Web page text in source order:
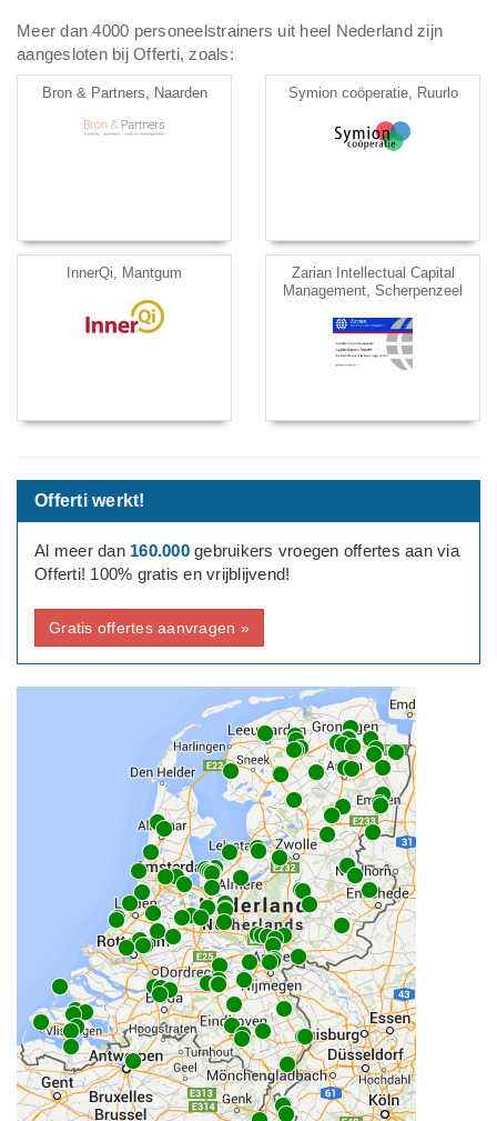
Meer dan 4000 personeelstrainers uit heel Nederland zijn
aangesloten bij Offerti, zoals:
Bron & Partners, Naarden Symion coöperatie, Ruurlo
InnerQi, Mantgum
Zarian Intellectual Capital
Management, Scherpenzeel
Offerti werkt!
Al meer dan 160.000gebruikers vroegen offertes aan via
Offerti! 100% gratis en vrijblijvend!
Gratis offertes aanvragen »